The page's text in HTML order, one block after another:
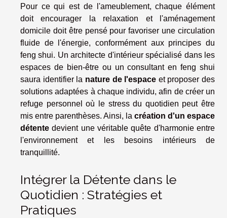
Pour ce qui est de l'ameublement, chaque élément
doit encourager la relaxation et l'aménagement
domicile doit être pensé pour favoriser une circulation
fluide de l'énergie, conformément aux principes du
feng shui. Un architecte d'intérieur spécialisé dans les
espaces de bien-être ou un consultant en feng shui
saura identifier la nature de l'espace et proposer des
solutions adaptées à chaque individu, afin de créer un
refuge personnel où le stress du quotidien peut être
mis entre parenthèses. Ainsi, la création d'un espace
détente devient une véritable quête d'harmonie entre
l'environnement et les besoins intérieurs de
tranquillité.
Intégrer la Détente dans le
Quotidien : Stratégies et
Pratiques